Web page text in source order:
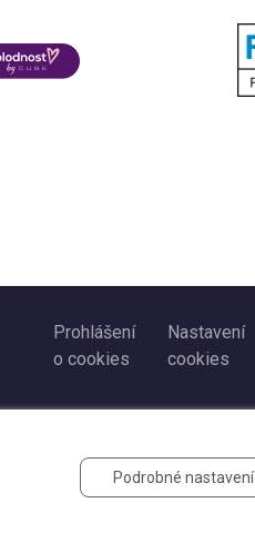
Prohlášení
o cookies
Nastavení
cookies
Podrobné nastavení